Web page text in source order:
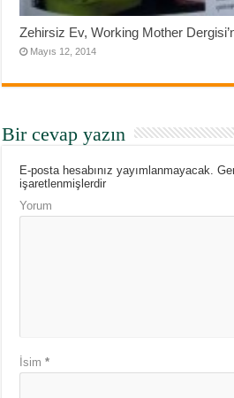
Zehirsiz Ev, Working Mother
Mayıs 12, 2014
Bir cevap yazın
E-posta hesabınız yayımlanmayacak.
işaretlenmişlerdir
Yorum
İsim*